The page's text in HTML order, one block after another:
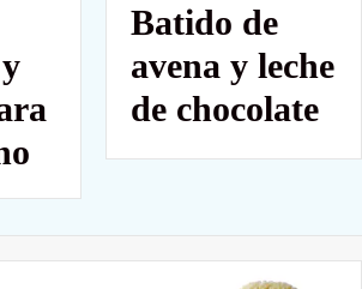
Batido de
avena y leche
de chocolate